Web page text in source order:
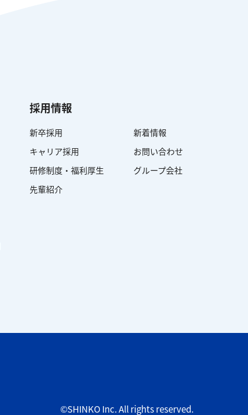
採用情報
新卒採用
キャリア採用
研修制度・福利厚生
先輩紹介
新着情報
お問い合わせ
グループ会社
©SHINKO Inc. All rights reserved.